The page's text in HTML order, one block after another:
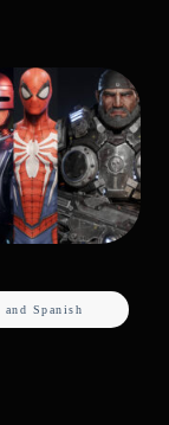
and Spanish